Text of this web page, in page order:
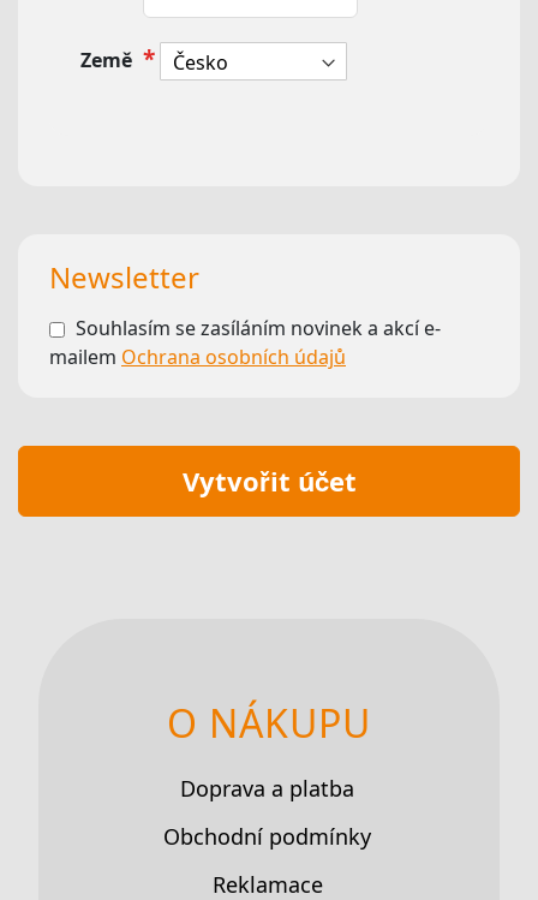
Země
Newsletter
Souhlasím se zasíláním novinek a akcí e-
mailem Ochrana osobních údajů
Vytvořit účet
O NÁKUPU
Doprava a platba
Obchodní podmínky
Reklamace